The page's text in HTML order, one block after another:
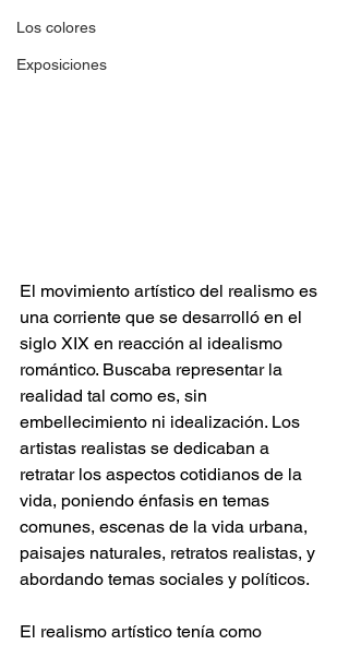
Los colores
Exposiciones
El movimiento artístico del realismo es
una corriente que se desarrolló en el
siglo XIX en reacción al idealismo
romántico. Buscaba representar la
realidad tal como es, sin
embellecimiento ni idealización. Los
artistas realistas se dedicaban a
retratar los aspectos cotidianos de la
vida, poniendo énfasis en temas
comunes, escenas de la vida urbana,
paisajes naturales, retratos realistas, y
abordando temas sociales y políticos.
El realismo artístico tenía como